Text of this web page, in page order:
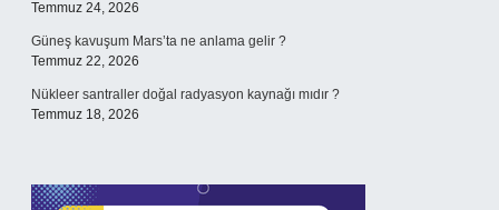
Temmuz 24, 2026
Güneş kavuşum Mars’ta ne anlama gelir ?
Temmuz 22, 2026
Nükleer santraller doğal radyasyon kaynağı mıdır ?
Temmuz 18, 2026